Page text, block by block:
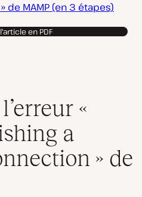
de MAMP (en 3 étapes)
en PDF
«
a
» de